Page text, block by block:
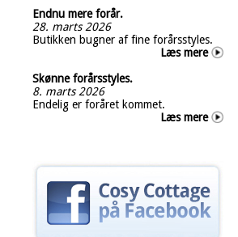
Endnu mere forår.
28. marts 2026
Butikken bugner af fine forårsstyles.
Læs mere
Skønne forårsstyles.
8. marts 2026
Endelig er foråret kommet.
Læs mere